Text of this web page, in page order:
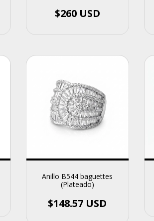
$260 USD
Anillo B544 baguettes
(Plateado)
$148.57 USD